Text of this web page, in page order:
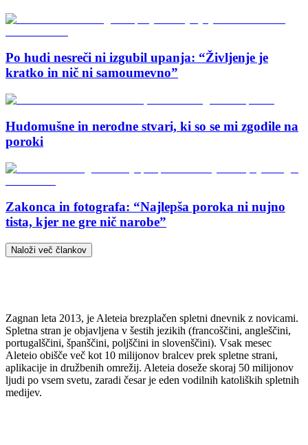
Po hudi nesreči ni izgubil upanja: “Življenje je
kratko in nič ni samoumevno”
Hudomušne in nerodne stvari, ki so se mi zgodile na
poroki
Zakonca in fotografa: “Najlepša poroka ni nujno
tista, kjer ne gre nič narobe”
Naloži več člankov
Zagnan leta 2013, je Aleteia brezplačen spletni dnevnik z novicami.
Spletna stran je objavljena v šestih jezikih (francoščini, angleščini,
portugalščini, španščini, poljščini in slovenščini). Vsak mesec
Aleteio obišče več kot 10 milijonov bralcev prek spletne strani,
aplikacije in družbenih omrežij. Aleteia doseže skoraj 50 milijonov
ljudi po vsem svetu, zaradi česar je eden vodilnih katoliških spletnih
medijev.